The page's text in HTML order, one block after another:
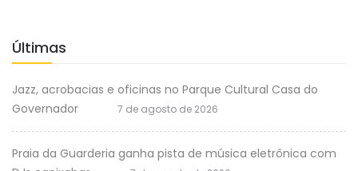
Últimas
Jazz, acrobacias e oficinas no Parque Cultural Casa do
Governador
7 de agosto de 2026
Praia da Guarderia ganha pista de música eletrônica com